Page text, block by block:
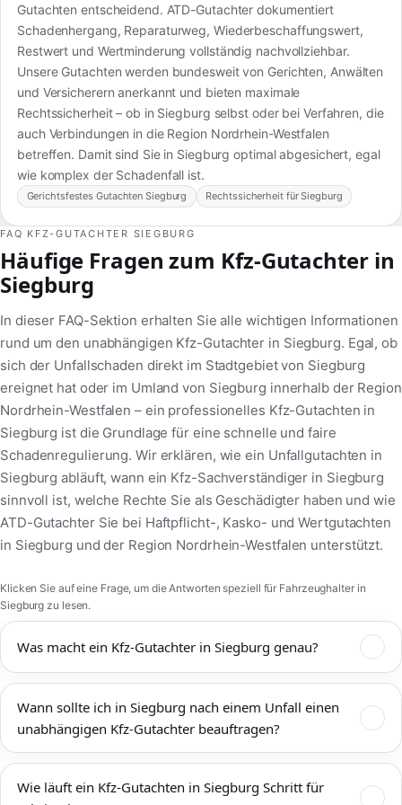
Gutachten entscheidend. ATD-Gutachter dokumentiert
Schadenhergang, Reparaturweg, Wiederbeschaffungswert,
Restwert und Wertminderung vollständig nachvollziehbar.
Unsere Gutachten werden bundesweit von Gerichten, Anwälten
und Versicherern anerkannt und bieten maximale
Rechtssicherheit – ob in Siegburg selbst oder bei Verfahren, die
auch Verbindungen in die Region Nordrhein-Westfalen
betreffen. Damit sind Sie in Siegburg optimal abgesichert, egal
wie komplex der Schadenfall ist.
Gerichtsfestes Gutachten Siegburg Rechtssicherheit für Siegburg
FAQ KFZ-GUTACHTER SIEGBURG
Häufige Fragen zum Kfz-Gutachter in
Siegburg
In dieser FAQ-Sektion erhalten Sie alle wichtigen Informationen
rund um den unabhängigen Kfz-Gutachter in Siegburg. Egal, ob
sich der Unfallschaden direkt im Stadtgebiet von Siegburg
ereignet hat oder im Umland von Siegburg innerhalb der Region
Nordrhein-Westfalen – ein professionelles Kfz-Gutachten in
Siegburg ist die Grundlage für eine schnelle und faire
Schadenregulierung. Wir erklären, wie ein Unfallgutachten in
Siegburg abläuft, wann ein Kfz-Sachverständiger in Siegburg
sinnvoll ist, welche Rechte Sie als Geschädigter haben und wie
ATD-Gutachter Sie bei Haftpflicht-, Kasko- und Wertgutachten
in Siegburg und der Region Nordrhein-Westfalen unterstützt.
Klicken Sie auf eine Frage, um die Antworten speziell für Fahrzeughalter in
Siegburg zu lesen.
Was macht ein Kfz-Gutachter in Siegburg genau?
bewertet den technischen und wirtschaftlichen Zustand Ihres
Fahrzeugs und ermittelt Reparaturkosten,
Wiederbeschaffungswert, Restwert und mögliche
Versicherungen, Werkstätten, Rechtsanwälten und Gerichten
Wann sollte ich in Siegburg nach einem Unfall einen
unabhängigen Kfz-Gutachter beauftragen?
immer dann beauftragen, wenn mehr als ein offensichtlicher
Wie läuft ein Kfz-Gutachten in Siegburg Schritt für